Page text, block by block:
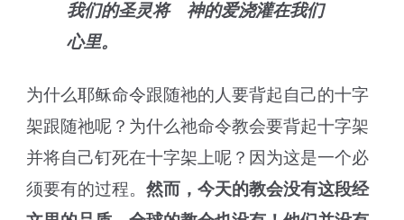
我们的圣灵将 神的爱浇灌在我们
心里。
为什么耶稣命令跟随祂的人要背起自己的十字
架跟随祂呢？为什么祂命令教会要背起十字架
并将自己钉死在十字架上呢？因为这是一个必
须要有的过程。然而，今天的教会没有这段经